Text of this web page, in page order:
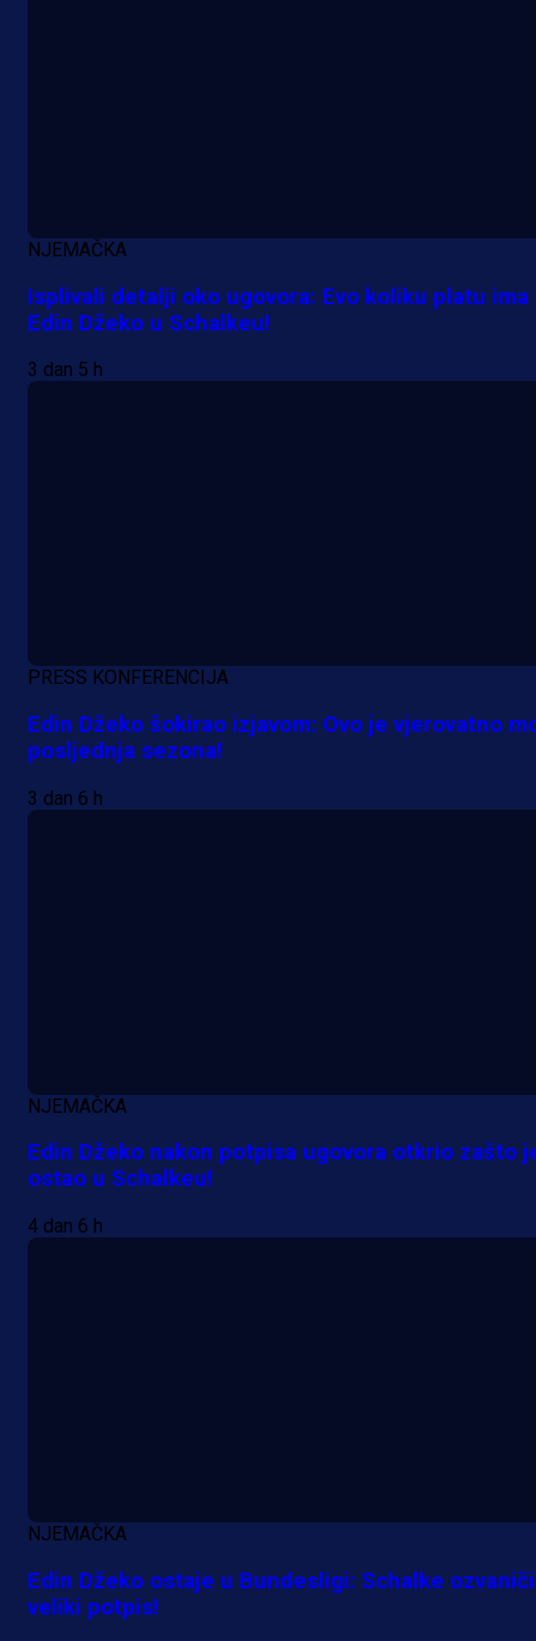
A Selekcija
Pogledajte gol: Tabaković zabio
trijumf Salzburga u Evropskoj ligi!
7 h 25 min
specijale i iskoristi jedinstvenu
9 h 32 min
NJEMAČKA
Isplivali detalji oko ugovora: Evo koliku platu ima
Edin Džeko u Schalkeu!
3 dan 5 h
PRESS KONFERENCIJA
Edin Džeko šokirao izjavom: Ovo je vjerovatno
posljednja sezona!
3 dan 6 h
NJEMAČKA
Edin Džeko nakon potpisa ugovora otkrio zašto
ostao u Schalkeu!
4 dan 6 h
NJEMAČKA
Edin Džeko ostaje u Bundesligi: Schalke
veliki potpis!